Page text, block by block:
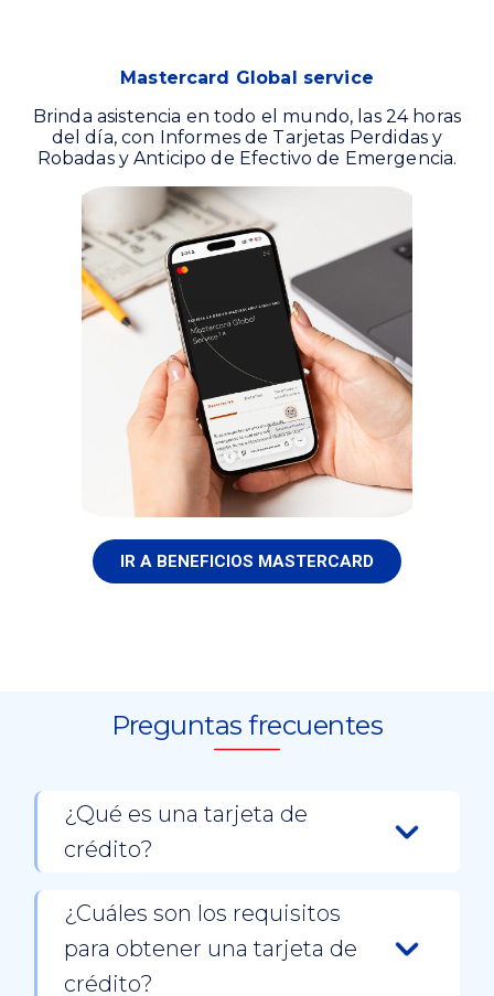
Mastercard Global service
Brinda asistencia en todo el mundo, las 24 horas
del día, con Informes de Tarjetas Perdidas y
Robadas y Anticipo de Efectivo de Emergencia.‎‎
IR A BENEFICIOS MASTERCARD
Preguntas frecuentes
¿Qué es una tarjeta de
crédito?
que te permite hacer compras o retirar dinero
según el límite preestablecido. Básicamente, te
da acceso a una línea de crédito de uso
personal, donde podrás realizar compras o bien
¿Cuáles son los requisitos
para obtener una tarjeta de
crédito?